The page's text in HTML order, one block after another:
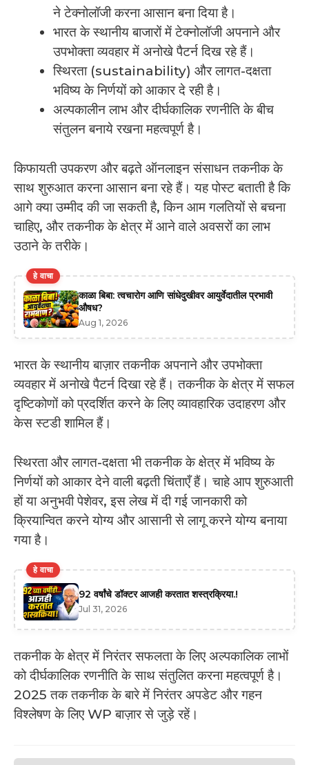
ने टेक्नोलॉजी करना आसान बना दिया है।
भारत के स्थानीय बाजारों में टेक्नोलॉजी अपनाने और
उपभोक्ता व्यवहार में अनोखे पैटर्न दिख रहे हैं।
स्थिरता (sustainability) और लागत-दक्षता
भविष्य के निर्णयों को आकार दे रही है।
अल्पकालीन लाभ और दीर्घकालिक रणनीति के बीच
संतुलन बनाये रखना महत्वपूर्ण है।
किफायती उपकरण और बढ़ते ऑनलाइन संसाधन तकनीक के
साथ शुरुआत करना आसान बना रहे हैं। यह पोस्ट बताती है कि
आगे क्या उम्मीद की जा सकती है, किन आम गलतियों से बचना
चाहिए, और तकनीक के क्षेत्र में आने वाले अवसरों का लाभ
उठाने के तरीके।
हे वाचा
काळा बिबा: त्वचारोग आणि सांधेदुखीवर आयुर्वेदातील प्रभावी
औषध?
Aug 1, 2026
भारत के स्थानीय बाज़ार तकनीक अपनाने और उपभोक्ता
व्यवहार में अनोखे पैटर्न दिखा रहे हैं। तकनीक के क्षेत्र में सफल
दृष्टिकोणों को प्रदर्शित करने के लिए व्यावहारिक उदाहरण और
केस स्टडी शामिल हैं।
स्थिरता और लागत-दक्षता भी तकनीक के क्षेत्र में भविष्य के
निर्णयों को आकार देने वाली बढ़ती चिंताएँ हैं। चाहे आप शुरुआती
हों या अनुभवी पेशेवर, इस लेख में दी गई जानकारी को
क्रियान्वित करने योग्य और आसानी से लागू करने योग्य बनाया
गया है।
हे वाचा
92 वर्षांचे डॉक्टर आजही करतात शस्त्रक्रिया.!
Jul 31, 2026
तकनीक के क्षेत्र में निरंतर सफलता के लिए अल्पकालिक लाभों
को दीर्घकालिक रणनीति के साथ संतुलित करना महत्वपूर्ण है।
2025 तक तकनीक के बारे में निरंतर अपडेट और गहन
विश्लेषण के लिए WP बाज़ार से जुड़े रहें।